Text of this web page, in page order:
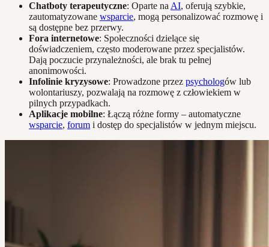
Chatboty terapeutyczne: Oparte na AI, oferują szybkie,
zautomatyzowane wsparcie, mogą personalizować rozmowę i
są dostępne bez przerwy.
Fora internetowe: Społeczności dzielące się
doświadczeniem, często moderowane przez specjalistów.
Dają poczucie przynależności, ale brak tu pełnej
anonimowości.
Infolinie kryzysowe: Prowadzone przez psychologów lub
wolontariuszy, pozwalają na rozmowę z człowiekiem w
pilnych przypadkach.
Aplikacje mobilne: Łączą różne formy – automatyczne
wsparcie, forum i dostęp do specjalistów w jednym miejscu.